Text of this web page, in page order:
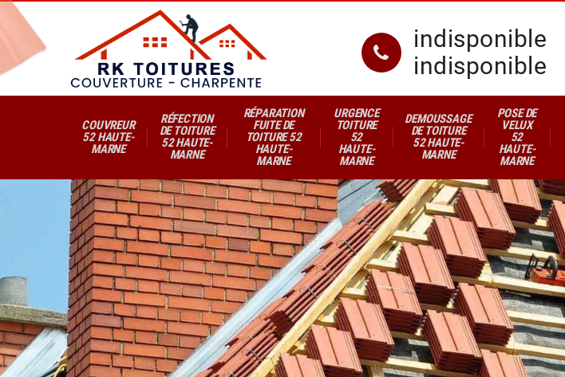
indisponible
indisponible
COUVREUR
52 HAUTE-
MARNE
RÉFECTION
DE TOITURE
52 HAUTE-
MARNE
RÉPARATION
FUITE DE
TOITURE 52
HAUTE-
MARNE
URGENCE
TOITURE
52
HAUTE-
MARNE
DEMOUSSAGE
DE TOITURE
52 HAUTE-
MARNE
POSE DE
VELUX
52
HAUTE-
MARNE